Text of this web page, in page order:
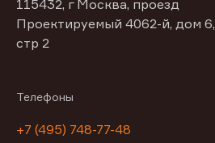
115432, г Москва, проезд
Проектируемый 4062-й, дом 6,
стр 2
Телефоны
+7 (495) 748-77-48